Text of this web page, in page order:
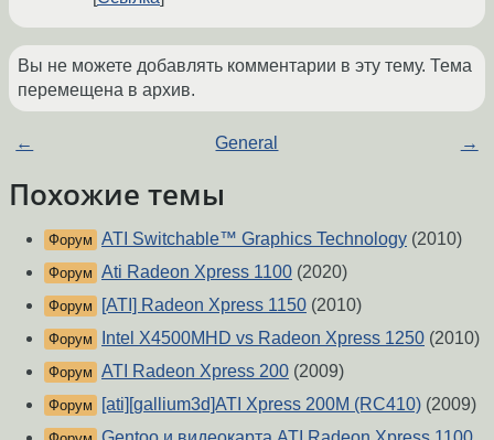
Вы не можете добавлять комментарии в эту тему. Тема
перемещена в архив.
← General →
Похожие темы
Форум ATI Switchable™ Graphics Technology (2010)
Форум Ati Radeon Xpress 1100 (2020)
Форум [ATI] Radeon Xpress 1150 (2010)
Форум Intel X4500MHD vs Radeon Xpress 1250 (2010)
Форум ATI Radeon Xpress 200 (2009)
Форум [ati][gallium3d]ATI Xpress 200M (RC410) (2009)